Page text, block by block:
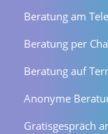
Beratung am
Beratung per
Beratung auf
Anonyme
Gratisgespräch